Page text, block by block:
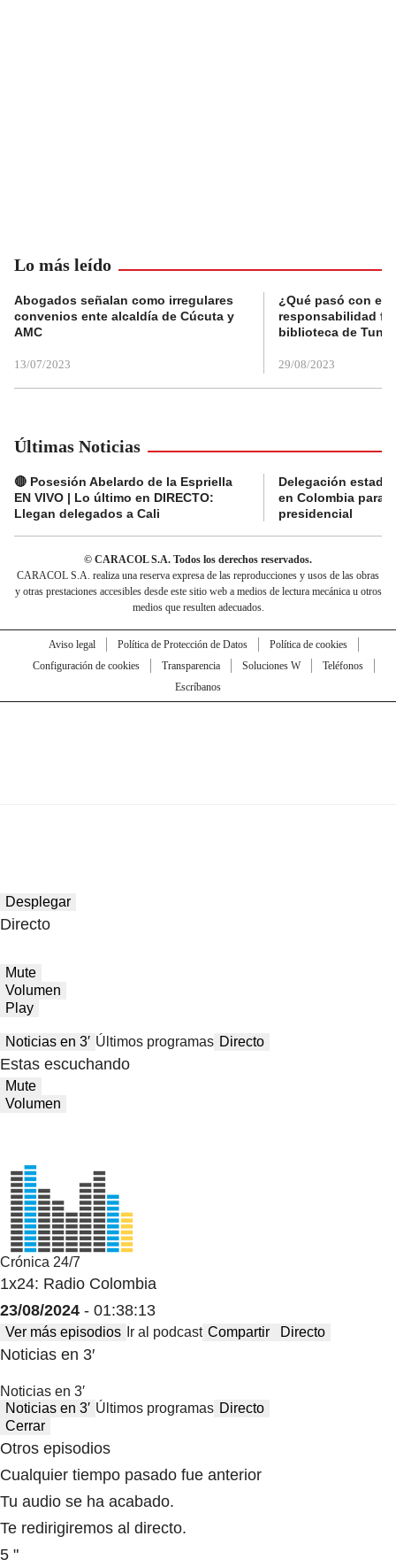
Lo más leído
Abogados señalan como irregulares
convenios ente alcaldía de Cúcuta y
AMC
13/07/2023
¿Qué pasó con el
responsabilidad
biblioteca de
29/08/2023
Últimas Noticias
🔴 Posesión Abelardo de la Espriella
EN VIVO | Lo último en DIRECTO:
Llegan delegados a Cali
Delegación
en Colombia para
presidencial
© CARACOL S.A. Todos los derechos reservados.
CARACOL S.A. realiza una reserva expresa de las reproducciones y usos de las obras
y otras prestaciones accesibles desde este sitio web a medios de lectura mecánica u otros
medios que resulten adecuados.
Aviso legal Política de Protección de Datos
Política de cookies
Configuración de cookies
Transparencia Soluciones W
Teléfonos
Escríbanos
Desplegar
Directo
Mute
Volumen
Play
Noticias en 3′ Últimos programas Directo
Estas escuchando
Mute
Volumen
Crónica 24/7
1x24: Radio Colombia
23/08/2024 - 01:38:13
Ver más episodios Ir al podcast Compartir Directo
Noticias en 3′
Noticias en 3′
Noticias en 3′ Últimos programas Directo
Cerrar
Otros episodios
Cualquier tiempo pasado fue anterior
Tu audio se ha acabado.
Te redirigiremos al directo.
5 "